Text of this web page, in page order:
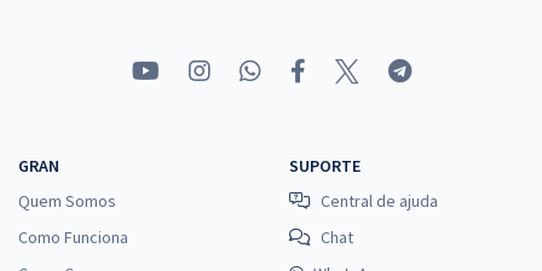
GRAN
Quem Somos
Como Funciona
SUPORTE
Central de ajuda
Chat